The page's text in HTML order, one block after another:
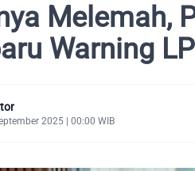
Melemah,
Warning
2025 | 00:00 WIB